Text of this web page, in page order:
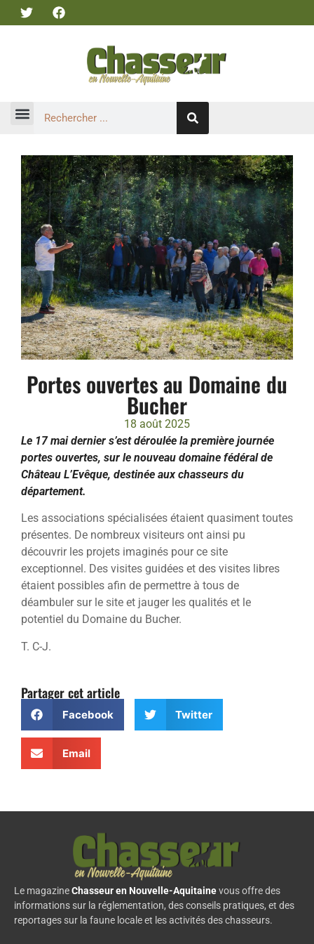
Portes ouvertes au Domaine du
Bucher
18 août 2025
Le 17 mai dernier s’est déroulée la première journée
portes ouvertes, sur le nouveau domaine fédéral de
Château L’Evêque, destinée aux chasseurs du
département.
Les associations spécialisées étaient quasiment toutes
présentes. De nombreux visiteurs ont ainsi pu
découvrir les projets imaginés pour ce site
exceptionnel. Des visites guidées et des visites libres
étaient possibles afin de permettre à tous de
déambuler sur le site et jauger les qualités et le
potentiel du Domaine du Bucher.
T. C-J.
Partager cet article
Facebook Twitter
Email
Le magazineChasseur en Nouvelle-Aquitainevous offre des
informations sur la réglementation, des conseils pratiques, et des
reportages sur la faune locale et les activités des chasseurs.